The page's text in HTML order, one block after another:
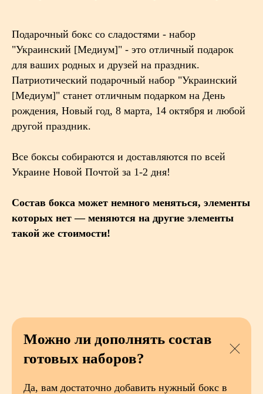
Подарочный бокс со сладостями - набор
"Украинский [Медиум]" - это отличный подарок
для ваших родных и друзей на праздник.
Патриотический подарочный набор "Украинский
[Медиум]" станет отличным подарком на День
рождения, Новый год, 8 марта, 14 октября и любой
другой праздник.
Все боксы собираются и доставляются по всей
Украине Новой Почтой за 1-2 дня!
Состав бокса может немного меняться, элементы
которых нет — меняются на другие элементы
такой же стоимости!
Можно ли дополнять состав
готовых наборов?
Да, вам достаточно добавить нужный бокс в